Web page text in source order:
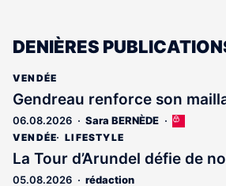
DENIÈRES
VENDÉE
Gendreau renforce son
06.08.2026 Sara BERNÈDE
Cet
réservé
VENDÉE LIFESTYLE
La Tour d’Arundel défie de
05.08.2026 rédaction